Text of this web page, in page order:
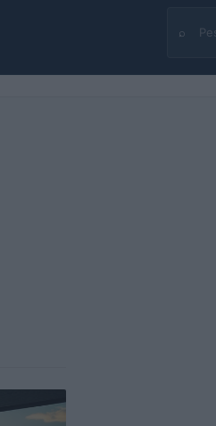
⌕
Buscar